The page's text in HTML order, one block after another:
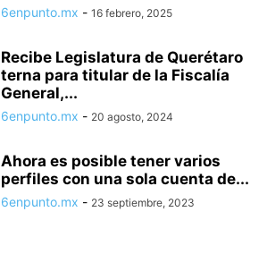
6enpunto.mx - 16 febrero, 2025
Recibe Legislatura de Querétaro
terna para titular de la Fiscalía
General,...
6enpunto.mx - 20 agosto, 2024
Ahora es posible tener varios
perfiles con una sola cuenta de...
6enpunto.mx - 23 septiembre, 2023